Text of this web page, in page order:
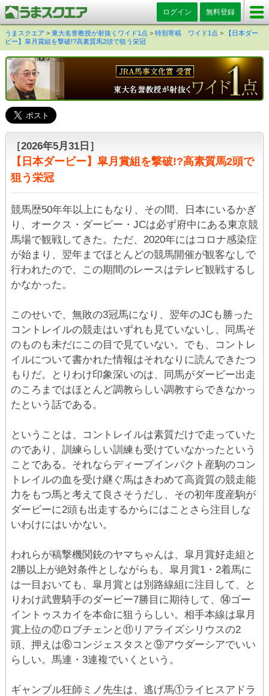
ログイン 無料登録
うまスクエア > 東大名誉教授が射抜くワイド1点 > 特別寄稿 ワイド1点 >
【日本ダー
ビー】皐月賞組を撃破!?高素質馬2頭で狙う栄冠
［2026年5月31日］
【日本ダービー】皐月賞組を撃破!?高素質馬2頭で
狙う栄冠
競馬歴50年年以上にもなり、その間、日本にいるかぎ
り、オークス・ダービー・JCは必ず府中にある東京競
馬場で観戦してきた。ただ、2020年にはコロナ感染症
が始まり、翌年までほとんどの競馬開催が観客なしで
行われたので、この期間のレースはテレビ観戦するし
かなかった。
このせいで、無敗の3冠馬になり、翌年のJCも勝った
コントレイルの競走はいずれも見ていないし、同馬そ
のものも未だにこの目で見ていない。でも、コントレ
イルについて書かれた情報はそれなりに読んできたつ
もりだ。とりわけ印象深いのは、同馬がダービー出走
のころまではほとんど調教らしい調教すらできなかっ
たという話である。
ということは、コントレイルは素質だけで走っていた
のであり、訓練らしい訓練も受けていなかったという
ことである。それならディープインパクト産駒のコン
トレイルの血を受け継ぐ馬はきわめて高資質の競走能
力をもつ馬と考えて良さそうだし、その初年度産駒が
ダービーに2頭も出走するからにはことさら注目しな
いわけにはいかない。
われらが稿撃機関銃のヤマちゃんは、皐月賞好走組と
2勝以上が絶対条件としながらも、皐月賞1・2着馬に
は一目おいても、皐月賞とは別路線組に注目して、と
りわけ武豊騎手のダービー7勝目に期待して、⑭ゴー
イントゥスカイを本命に狙うらしい。相手本線は皐月
賞上位の⑰ロブチェンと⑪リアライズシリウスの2
頭、押えは⑥コンジェスタスと⑨アウダーシアでいい
らしい。馬連・3連複でいくという。
ギャンブル狂師ミノ先生は、逃げ馬①ライヒスアドラ